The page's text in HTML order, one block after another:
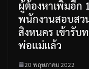
ผู้ต้องหาเพิ่มอีก
พนักงานสอบสว
สิงหนคร เข้ารับ
พ่อแม่แล้ว
20 พฤษภาคม 2022